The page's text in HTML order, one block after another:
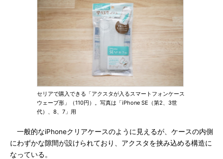
セリアで購入できる「アクスタが入るスマートフォンケース
ウェーブ形」（110円）。写真は「iPhone SE（第2、3世
代）、8、7」用
一般的なiPhoneクリアケースのように見えるが、ケースの内側
にわずかな隙間が設けられており、アクスタを挟み込める構造に
なっている。